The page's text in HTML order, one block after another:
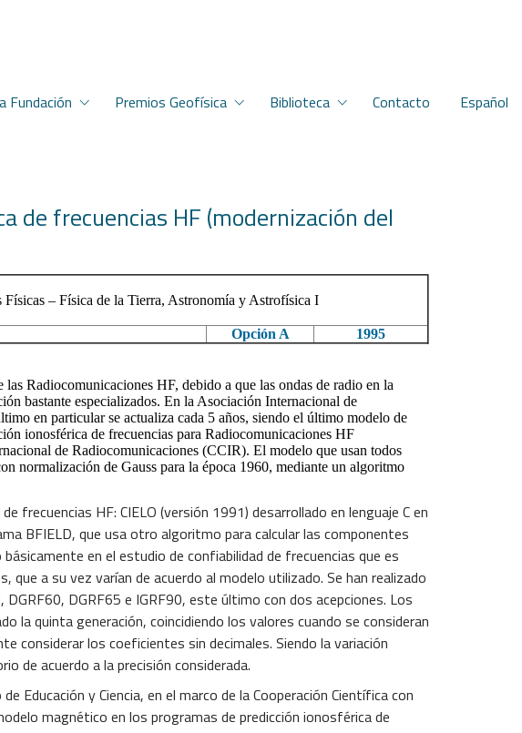
Fundación Premios Geofísica Biblioteca Contacto Español
de frecuencias HF (modernización del
– Física de la Tierra, Astronomía y Astrofísica I
Opción A 1995
Radiocomunicaciones HF, debido a que las ondas de radio en la
bastante especializados. En la Asociación Internacional de
en particular se actualiza cada 5 años, siendo el último modelo de
ionosférica de frecuencias para Radiocomunicaciones HF
de Radiocomunicaciones (CCIR). El modelo que usan todos
normalización de Gauss para la época 1960, mediante un algoritmo
frecuencias HF: CIELO (versión 1991) desarrollado en lenguaje C en
BFIELD, que usa otro algoritmo para calcular las componentes
en el estudio de confiabilidad de frecuencias que es
a su vez varían de acuerdo al modelo utilizado. Se han realizado
DGRF65 e IGRF90, este último con dos acepciones. Los
la quinta generación, coincidiendo los valores cuando se consideran
considerar los coeficientes sin decimales. Siendo la variación
de acuerdo a la precisión considerada.
Educación y Ciencia, en el marco de la Cooperación Científica con
magnético en los programas de predicción ionosférica de